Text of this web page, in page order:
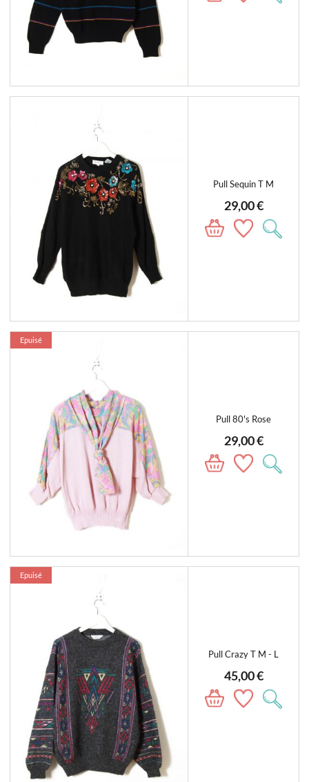
Pull Sequin T M
29,00 €
Epuisé
Pull 80's Rose
29,00 €
Epuisé
Pull Crazy T M - L
45,00 €